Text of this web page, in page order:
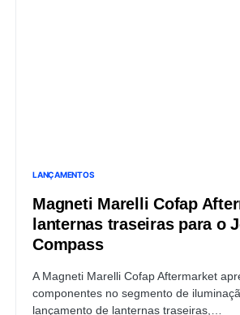
LANÇAMENTOS
Magneti Marelli Cofap
lanternas traseiras para o
Compass
A Magneti Marelli Cofap Aftermarket
componentes no segmento de
lançamento de lanternas traseiras,…